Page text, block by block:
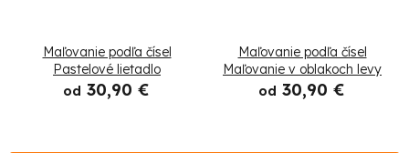
Maľovanie podľa čísel
Pastelové lietadlo
od 30,90 €
Maľovanie podľa čísel
Maľovanie v oblakoch levy
od 30,90 €